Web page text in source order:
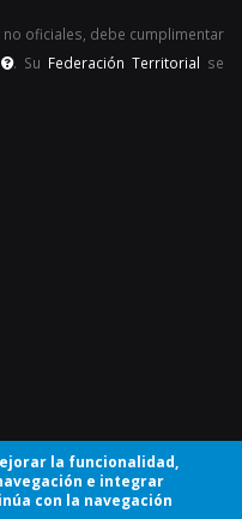
oficiales, debe cumplimentar
. Su Federación Territorial se
la funcionalidad,
e integrar
con la navegación